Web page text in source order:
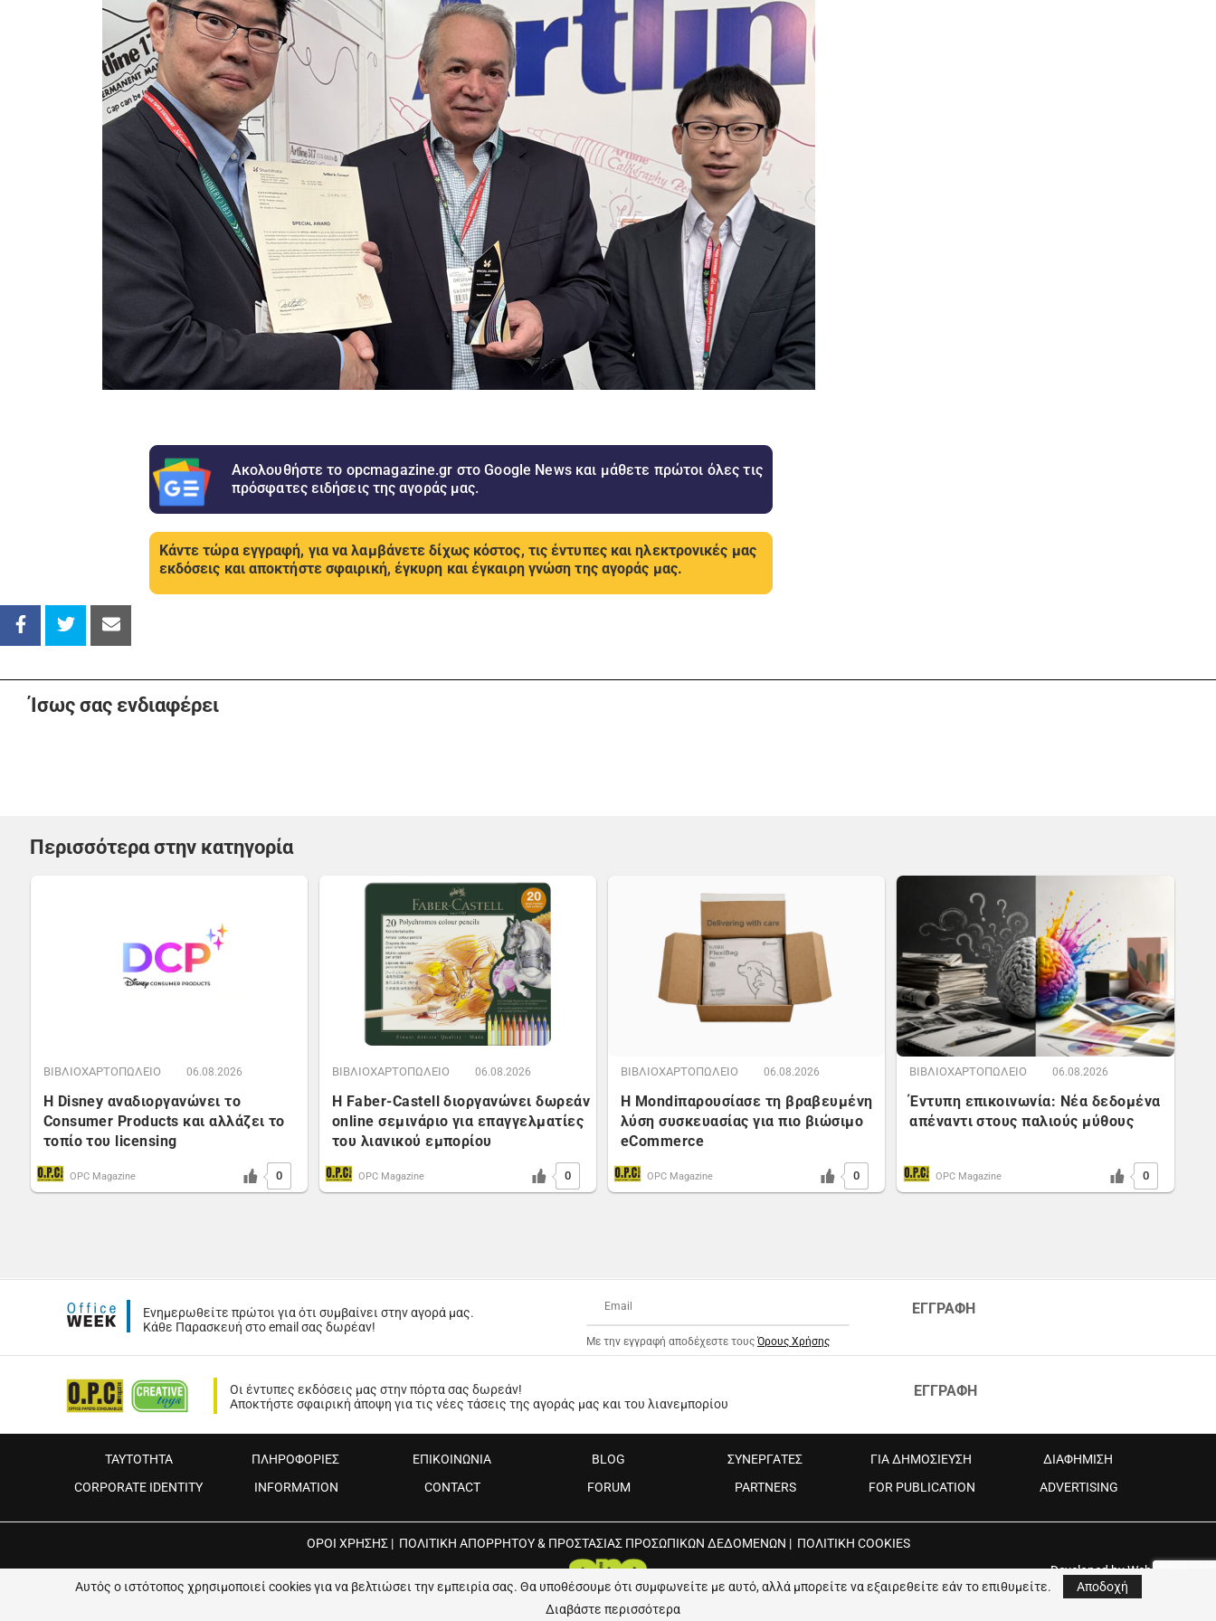
Ακολουθήστε το opcmagazine.gr στο Google News και μάθετε πρώτοι όλες τις
πρόσφατες ειδήσεις της αγοράς μας.
Κάντε τώρα εγγραφή, για να λαμβάνετε δίχως κόστος, τις έντυπες και ηλεκτρονικές μας
εκδόσεις και αποκτήστε σφαιρική, έγκυρη και έγκαιρη γνώση της αγοράς μας.
Ίσως σας ενδιαφέρει
Περισσότερα στην κατηγορία
ΒΙΒΛΙΟΧΑΡΤΟΠΩΛΕΙΟ 06.08.2026
Η Disney αναδιοργανώνει το
Consumer Products και αλλάζει το
τοπίο του licensing
OPC Magazine 0
ΒΙΒΛΙΟΧΑΡΤΟΠΩΛΕΙΟ 06.08.2026
Η Faber-Castell διοργανώνει δωρεάν
online σεμινάριο για επαγγελματίες
του λιανικού εμπορίου
OPC Magazine 0
ΒΙΒΛΙΟΧΑΡΤΟΠΩΛΕΙΟ 06.08.2026
Η Mondiπαρουσίασε τη βραβευμένη
λύση συσκευασίας για πιο βιώσιμο
eCommerce
OPC Magazine 0
ΒΙΒΛΙΟΧΑΡΤΟΠΩΛΕΙΟ 06.08.2026
Έντυπη επικοινωνία: Νέα δεδομένα
απέναντι στους παλιούς μύθους
OPC Magazine 0
Ενημερωθείτε πρώτοι για ότι συμβαίνει στην αγορά μας.
Κάθε Παρασκευή στο email σας δωρέαν!
ΕΓΓΡΑΦΗ
Με την εγγραφή αποδέχεστε τους Όρους Χρήσης
Οι έντυπες εκδόσεις μας στην πόρτα σας δωρεάν!
Αποκτήστε σφαιρική άποψη για τις νέες τάσεις της αγοράς μας και του λιανεμπορίου
ΕΓΓΡΑΦΗ
ΤΑΥΤΟΤΗΤΑ ΠΛΗΡΟΦΟΡΙΕΣ ΕΠΙΚΟΙΝΩΝΙΑ BLOG ΣΥΝΕΡΓΑΤΕΣ ΓΙΑ ΔΗΜΟΣΙΕΥΣΗ
ΔΙΑΦΗΜΙΣΗ
CORPORATE IDENTITY
INFORMATION CONTACT FORUM PARTNERS FOR PUBLICATION ADVERTISING
ΟΡΟΙ ΧΡΗΣΗΣ| ΠΟΛΙΤΙΚΗ ΑΠΟΡΡΗΤΟΥ & ΠΡΟΣΤΑΣΙΑΣ ΠΡΟΣΩΠΙΚΩΝ ΔΕΔΟΜΕΝΩΝ | ΠΟΛΙΤΙΚΗ COOKIES
Developed byWeb Visionaries
Αυτός ο ιστότοπος χρησιμοποιεί cookies για να βελτιώσει την εμπειρία σας. Θα υποθέσουμε ότι συμφωνείτε με αυτό, αλλά μπορείτε να εξαιρεθείτε εάν το επιθυμείτε.
Αποδοχή
Διαβάστε περισσότερα